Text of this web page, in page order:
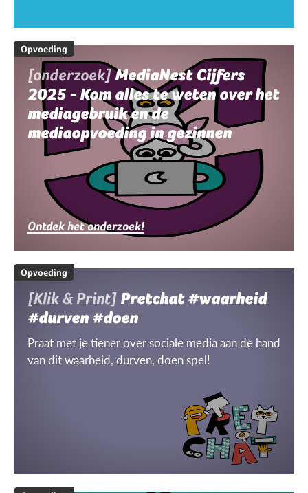
Opvoeding
[onderzoek]MediaNest Cijfers
2025 - Kom alles te weten over het
mediagebruik en de
mediaopvoeding in gezinnen
Ontdek het onderzoek!
Opvoeding
[Klik & Print] Pretchat #waarheid
#durven #doen
Praat met je tiener over sociale media aan de hand
van dit waarheid, durven, doen spel!